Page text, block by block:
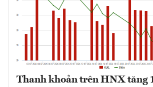
Thanh khoản trên HNX tăng